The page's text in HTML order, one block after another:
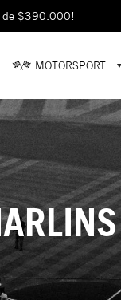
de $390.000!
MOTORSPORT